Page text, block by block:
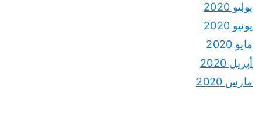
يوليو 2020
يونيو 2020
مايو 2020
أبريل 2020
مارس 2020